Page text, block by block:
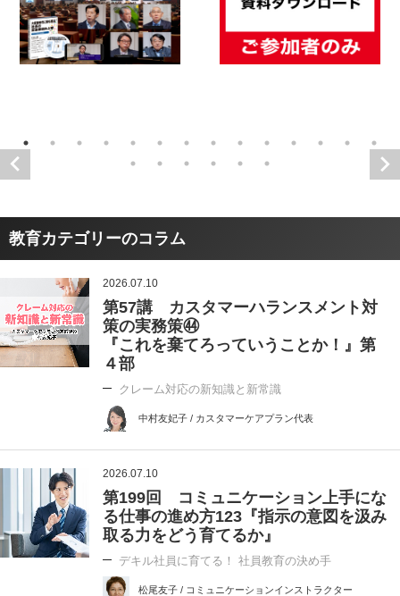
教育カテゴリーのコラム
2026.07.10
第57講 カスタマーハランスメント対
策の実務策㊹
『これを棄てろっていうことか！』第
４部
クレーム対応の新知識と新常識
中村友妃子 / カスタマーケアプラン代表
2026.07.10
第199回 コミュニケーション上手にな
る仕事の進め方123『指示の意図を汲み
取る力をどう育てるか』
デキル社員に育てる！ 社員教育の決め手
松尾友子 / コミュニケーションインストラクター